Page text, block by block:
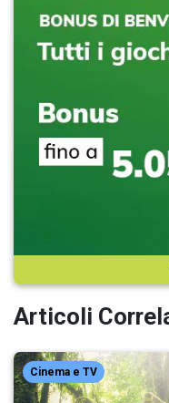
Articoli
Cinema e TV